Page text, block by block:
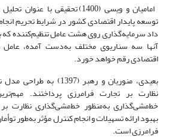
امامیان و ویسی (1400) تحقیقی با
توسعه پایدار اقتصادی کشور در شرایط تحریم
داد سرمایه‌گذاری روی هشت عامل تنظیم‌کننده که
آنها سه سناریوی مختلف به‌دست آمده، عامل
اقتصادی رقم خواهد خورد.
بعیدی، منوریان و رهبر
نظارت بر تجارت فرامرزی پرداختند.
خط‌مشی‌گذاری به‌منظور خط‌مشی‌گذاری نظارت بر
بهبود ارائه تسهیلات و انجام کنترل مؤثر به‌طور
فرامرزی است.